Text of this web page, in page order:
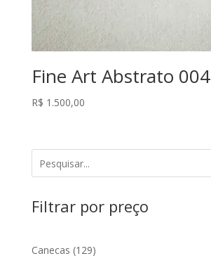
Fine Art Abstrato 004
R$ 1.500,00
Filtrar por preço
Canecas 129129